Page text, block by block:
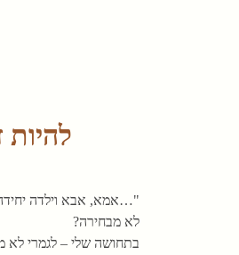
"…אמא, אבא וילדה
לא מבחירה?
בתחושה שלי – לגמרי לא